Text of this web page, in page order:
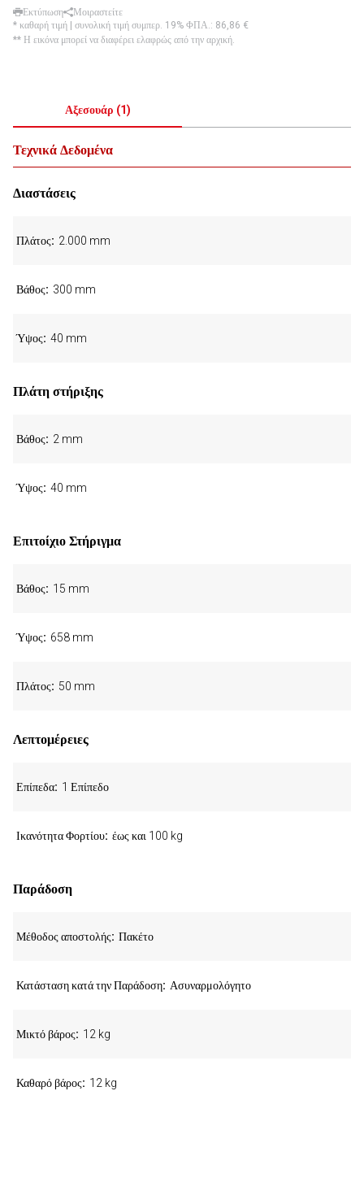
Εκτύπωση
Μοιραστείτε
* καθαρή τιμή | συνολική τιμή συμπερ. 19% ΦΠΑ.: 86,86 €
** Η εικόνα μπορεί να διαφέρει ελαφρώς από την αρχική.
Αξεσουάρ (1)
Τεχνικά Δεδομένα
Διαστάσεις
Πλάτος 2.000 mm
Βάθος 300 mm
Ύψος 40 mm
Πλάτη στήριξης
Βάθος 2 mm
Ύψος 40 mm
Επιτοίχιο Στήριγμα
Βάθος 15 mm
Ύψος 658 mm
Πλάτος 50 mm
Λεπτομέρειες
Επίπεδα 1 Επίπεδο
Ικανότητα Φορτίου έως και 100 kg
Παράδοση
Μέθοδος αποστολής Πακέτο
Κατάσταση κατά την Παράδοση Ασυναρμολόγητο
Μικτό βάρος 12 kg
Καθαρό βάρος 12 kg